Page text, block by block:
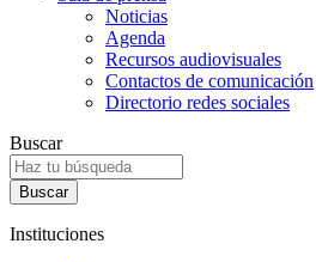
Noticias
Agenda
Recursos audiovisuales
Contactos de comunicación
Directorio redes sociales
Buscar
Instituciones